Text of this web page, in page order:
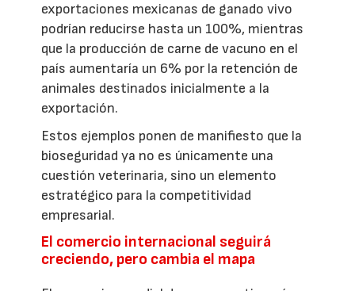
exportaciones mexicanas de ganado vivo
podrían reducirse hasta un 100%, mientras
que la producción de carne de vacuno en el
país aumentaría un 6% por la retención de
animales destinados inicialmente a la
exportación.
Estos ejemplos ponen de manifiesto que la
bioseguridad ya no es únicamente una
cuestión veterinaria, sino un elemento
estratégico para la competitividad
empresarial.
El comercio internacional seguirá
creciendo, pero cambia el mapa